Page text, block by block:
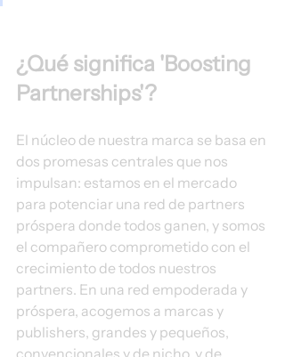
¿Qué significa 'Boosting
Partnerships'?
El núcleo de nuestra marca se basa en
dos promesas centrales que nos
impulsan: estamos en el mercado
para potenciar una red de partners
próspera donde todos ganen, y somos
el compañero comprometido con el
crecimiento de todos nuestros
partners. En una red empoderada y
próspera, acogemos a marcas y
publishers, grandes y pequeños,
convencionales y de nicho, y de